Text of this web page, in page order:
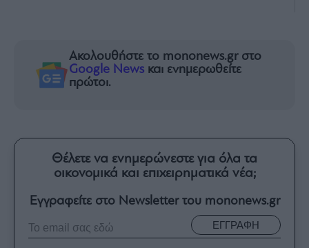
Ακολουθήστε το mononews.gr στο
Google News και ενημερωθείτε
πρώτοι.
Θέλετε να ενημερώνεστε για όλα τα
οικονομικά και επιχειρηματικά νέα;
Εγγραφείτε στο Newsletter του mononews.gr
ΕΓΓΡΑΦΗ